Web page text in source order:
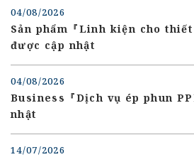
04/08/2026
Sản phẩm『Linh kiện cho thiết
được cập nhật
04/08/2026
Business『Dịch vụ ép phun
nhật
14/07/2026